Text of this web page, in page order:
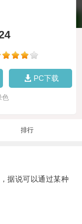
PC下载
色
排行
据说可以通过某种